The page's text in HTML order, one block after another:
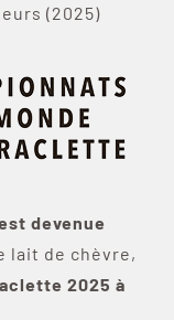
(2025)
devenue
lait de chèvre,
2025 à